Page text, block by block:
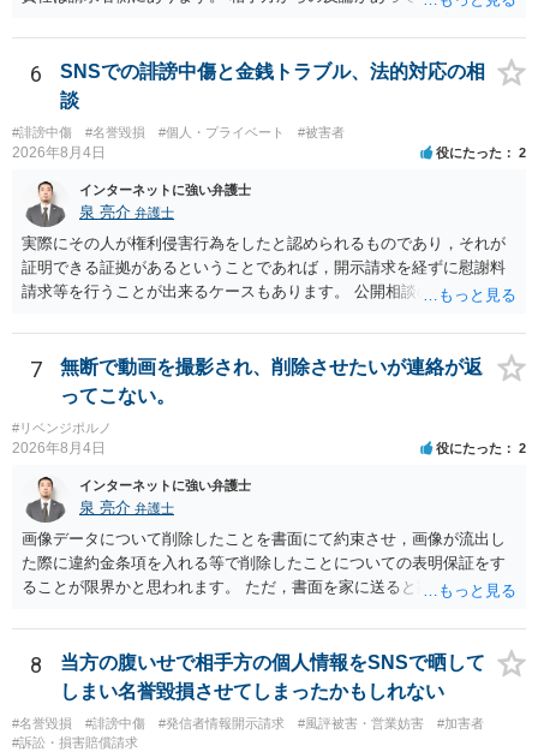
方が口頭で反論したのは、仮処分は迅速性が要求されるためです。 書
面での反論となれば、より遅延する可能性がございます。 また、本件
はXのため、APのIPアドレスの保存期間の問題もございます。 開示請
求は法律知識が不可欠ですが、それだけでは足りず、実務を踏まえた
方法を選択することが重要です。
6
SNSでの誹謗中傷と金銭トラブル、法的対応の相
談
#誹謗中傷 #名誉毀損 #個人・プライベート #被害者
2026年8月4日 役にたった 2
インターネットに強い弁護士
泉 亮介 弁護士
実際にその人が権利侵害行為をしたと認められるものであり，それが
証明できる証拠があるということであれば，開示請求を経ずに慰謝料
請求等を行うことが出来るケースもあります。 公開相談の場では回答
に個別に相談されると良いでしょう。
7
無断で動画を撮影され、削除させたいが連絡が返
ってこない。
#リベンジポルノ
2026年8月4日 役にたった 2
インターネットに強い弁護士
泉 亮介 弁護士
画像データについて削除したことを書面にて約束させ，画像が流出し
た際に違約金条項を入れる等で削除したことについての表明保証をす
ることが限界かと思われます。 ただ，書面を家に送ると家族に不貞行
除等を求めることは避けたほうが良いかと思われます。
8
当方の腹いせで相手方の個人情報をSNSで晒して
しまい名誉毀損させてしまったかもしれない
#名誉毀損 #誹謗中傷 #発信者情報開示請求 #風評被害・営業妨害
#加害者
#訴訟・損害賠償請求